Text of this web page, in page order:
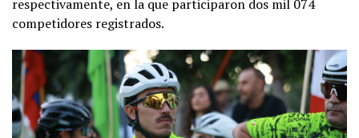
respectivamente, en la que participaron dos mil 074
competidores registrados.